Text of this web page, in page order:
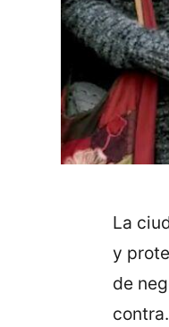
La
y
de
contra.